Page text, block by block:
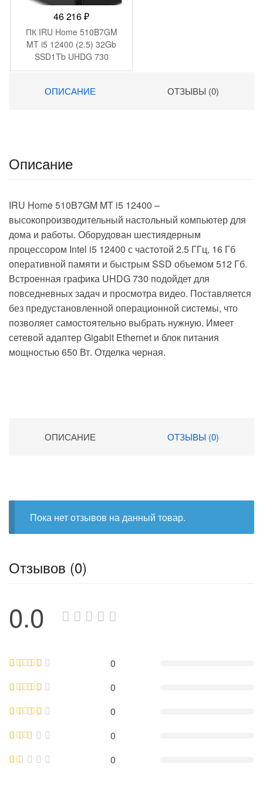
46 216₽
ПК IRU Home 510B7GM
MT i5 12400 (2.5) 32Gb
SSD1Tb UHDG 730
FreeDOS GbitEth 700W
ОПИСАНИЕ ОТЗЫВЫ (0)
Описание
IRU Home 510B7GM MT i5 12400 –
высокопроизводительный настольный компьютер для
дома и работы. Оборудован шестиядерным
процессором Intel i5 12400 с частотой 2.5 ГГц, 16 Гб
оперативной памяти и быстрым SSD объемом 512 Гб.
Встроенная графика UHDG 730 подойдет для
повседневных задач и просмотра видео. Поставляется
без предустановленной операционной системы, что
позволяет самостоятельно выбрать нужную. Имеет
сетевой адаптер Gigabit Ethernet и блок питания
мощностью 650 Вт. Отделка черная.
ОПИСАНИЕ ОТЗЫВЫ (0)
Пока нет отзывов на данный товар.
Отзывов (0)
0.0
0
0
0
0
0